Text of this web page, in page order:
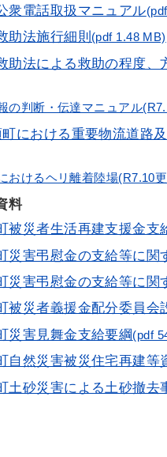
衆電話取扱マニュアル
助法施行細則 (pdf 1.48 MB)
助法による救助の程度
の判断・伝達マニュアル
における重要物流道路
おけるヘリ離着陸場(R7.10
料
被災者生活再建支援金支
災害弔慰金の支給等に関
災害弔慰金の支給等に関
被災者義援金配分委員会
災害見舞金支給要綱(pdf
自然災害被災住宅再建等
土砂災害による土砂撤去